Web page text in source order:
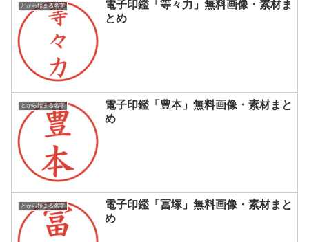
とから始まる名字
電子印鑑「等々力」無料画像・素材ま
とめ
とから始まる名字
電子印鑑「豊本」無料画像・素材まと
め
とから始まる名字
電子印鑑「冨塚」無料画像・素材まと
め